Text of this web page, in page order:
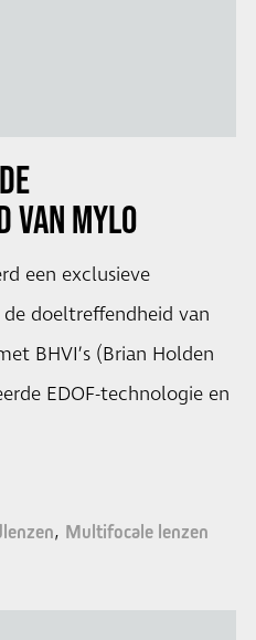
VAN MYLO
een exclusieve
doeltreffendheid van
BHVI’s (Brian Holden
EDOF-technologie en
Multifocale lenzen